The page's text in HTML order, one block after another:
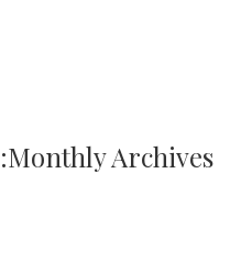
Monthly Archives: